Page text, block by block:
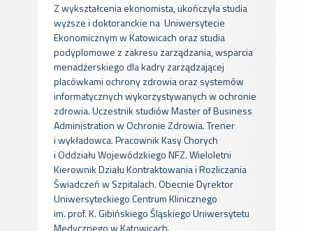
Z wykształcenia ekonomista, ukończyła studia
wyższe i doktoranckie na Uniwersytecie
Ekonomicznym w Katowicach oraz studia
podyplomowe z zakresu zarządzania, wsparcia
menadżerskiego dla kadry zarządzającej
placówkami ochrony zdrowia oraz systemów
informatycznych wykorzystywanych w ochronie
zdrowia. Uczestnik studiów Master of Business
Administration w Ochronie Zdrowia. Trener
i wykładowca. Pracownik Kasy Chorych
i Oddziału Wojewódzkiego NFZ. Wieloletni
Kierownik Działu Kontraktowania i Rozliczania
Świadczeń w Szpitalach. Obecnie Dyrektor
Uniwersyteckiego Centrum Klinicznego
im. prof. K. Gibińskiego Śląskiego Uniwersytetu
Medycznego w Katowicach.